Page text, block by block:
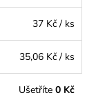
37 Kč / ks
35,06 Kč / ks
Ušetříte 0 Kč